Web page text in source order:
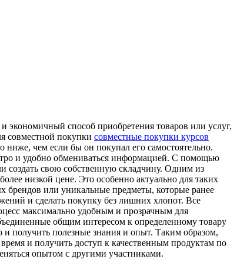
способ приобретения товаров или услуг,
совместной покупки совместные покупки курсов
чем если бы он покупал его самостоятельно.
и удобно обмениваться информацией. С помощью
создать свою собственную складчину. Одним из
низкой цене. Это особенно актуально для таких
брендов или уникальные предметы, которые ранее
и сделать покупку без лишних хлопот. Все
максимально удобным и прозрачным для
общим интересом к определенному товару
и получить полезные знания и опыт. Таким образом,
и получить доступ к качественным продуктам по
опытом с другими участниками.